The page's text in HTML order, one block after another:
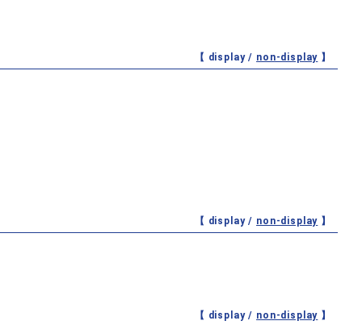
【 display / non-display 】
【 display / non-display 】
【 display / non-display 】